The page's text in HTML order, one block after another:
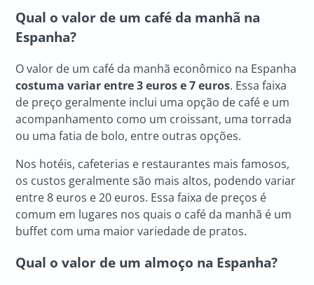
Qual o valor de um café da manhã na
Espanha?
O valor de um café da manhã econômico na Espanha
costuma variar entre 3 euros e 7 euros. Essa faixa
de preço geralmente inclui uma opção de café e um
acompanhamento como um croissant, uma torrada
ou uma fatia de bolo, entre outras opções.
Nos hotéis, cafeterias e restaurantes mais famosos,
os custos geralmente são mais altos, podendo variar
entre 8 euros e 20 euros. Essa faixa de preços é
comum em lugares nos quais o café da manhã é um
buffet com uma maior variedade de pratos.
Qual o valor de um almoço na Espanha?